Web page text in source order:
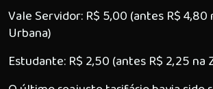
Vale Servidor: R$ 5,00 (antes R$ 4,80
Urbana)
Estudante: R$ 2,50 (antes R$ 2,25 na